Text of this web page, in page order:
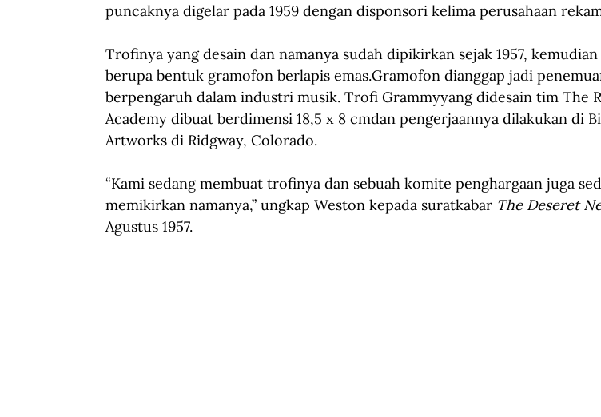
puncaknya digelar pada 1959 dengan disponsori kelima perusahaan
Trofinya yang desain dan namanya sudah dipikirkan sejak 1957,
berupa bentuk gramofon berlapis emas.Gramofon dianggap jadi
berpengaruh dalam industri musik. Trofi Grammyyang didesain tim The
Academy dibuat berdimensi 18,5 x 8 cmdan pengerjaannya dilakukan di
Artworks di Ridgway, Colorado.
“Kami sedang membuat trofinya dan sebuah komite penghargaan juga
memikirkan namanya,” ungkap Weston kepada suratkabar The Deseret
Agustus 1957.